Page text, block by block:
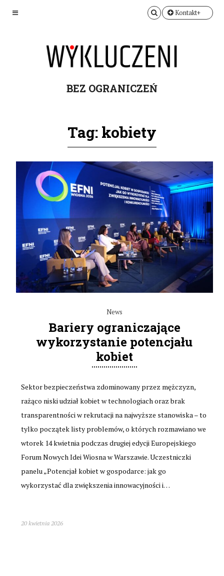
Kontakt+
BEZ OGRANICZEŃ
Tag: kobiety
News
Bariery ograniczające
wykorzystanie potencjału
kobiet
Sektor bezpieczeństwa zdominowany przez mężczyzn,
rażąco niski udział kobiet w technologiach oraz brak
transparentności w rekrutacji na najwyższe stanowiska – to
tylko początek listy problemów, o których rozmawiano we
wtorek 14 kwietnia podczas drugiej edycji Europejskiego
Forum Nowych Idei Wiosna w Warszawie. Uczestniczki
panelu „Potencjał kobiet w gospodarce: jak go
wykorzystać dla zwiększenia innowacyjności i…
20 kwietnia 2026